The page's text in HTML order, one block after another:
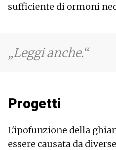
sufficiente di ormoni
Leggi anche.
Progetti
L'ipofunzione della
essere causata da